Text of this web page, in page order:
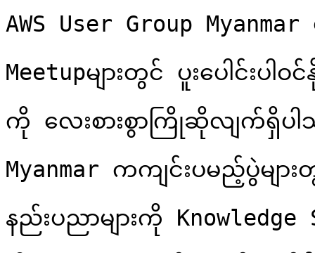
AWS User Group
Meetupများတွင် ပူးပေါင်း
ကို လေးစားစွာကြိုဆိုလျက်ရှိပါ
Myanmar ကကျင်းပမည့်ပွဲမျ
နည်းပညာများကို